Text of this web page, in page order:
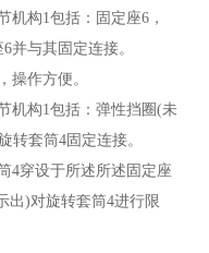
机构1包括：固定座6，
并与其固定连接。
操作方便。
机构1包括：弹性挡圈(未
转套筒4固定连接。
4穿设于所述所述固定座
出)对旋转套筒4进行限